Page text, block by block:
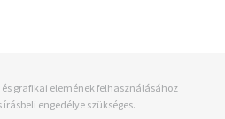
grafikai elemének felhasználásához
engedélye szükséges.